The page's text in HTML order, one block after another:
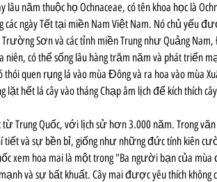
lâu năm thuộc họ Ochnaceae, có tên khoa học là
các ngày Tết tại miền Nam Việt Nam. Nó chủ yếu
Sơn và các tỉnh miền Trung như Quảng
niên, có thể sống lâu hàng trăm năm và phát triển
quen rụng lá vào mùa Đông và ra hoa vào mùa
hết lá cây vào tháng Chạp âm lịch để kích thích
từ Trung Quốc, với lịch sử hơn 3.000 năm. Trong văn
tiết và sự bền bỉ, giống như những đức tính kiên
xem hoa mai là một trong "Ba người bạn của mùa
và sự bất khuất. Cây mai được yêu thích không